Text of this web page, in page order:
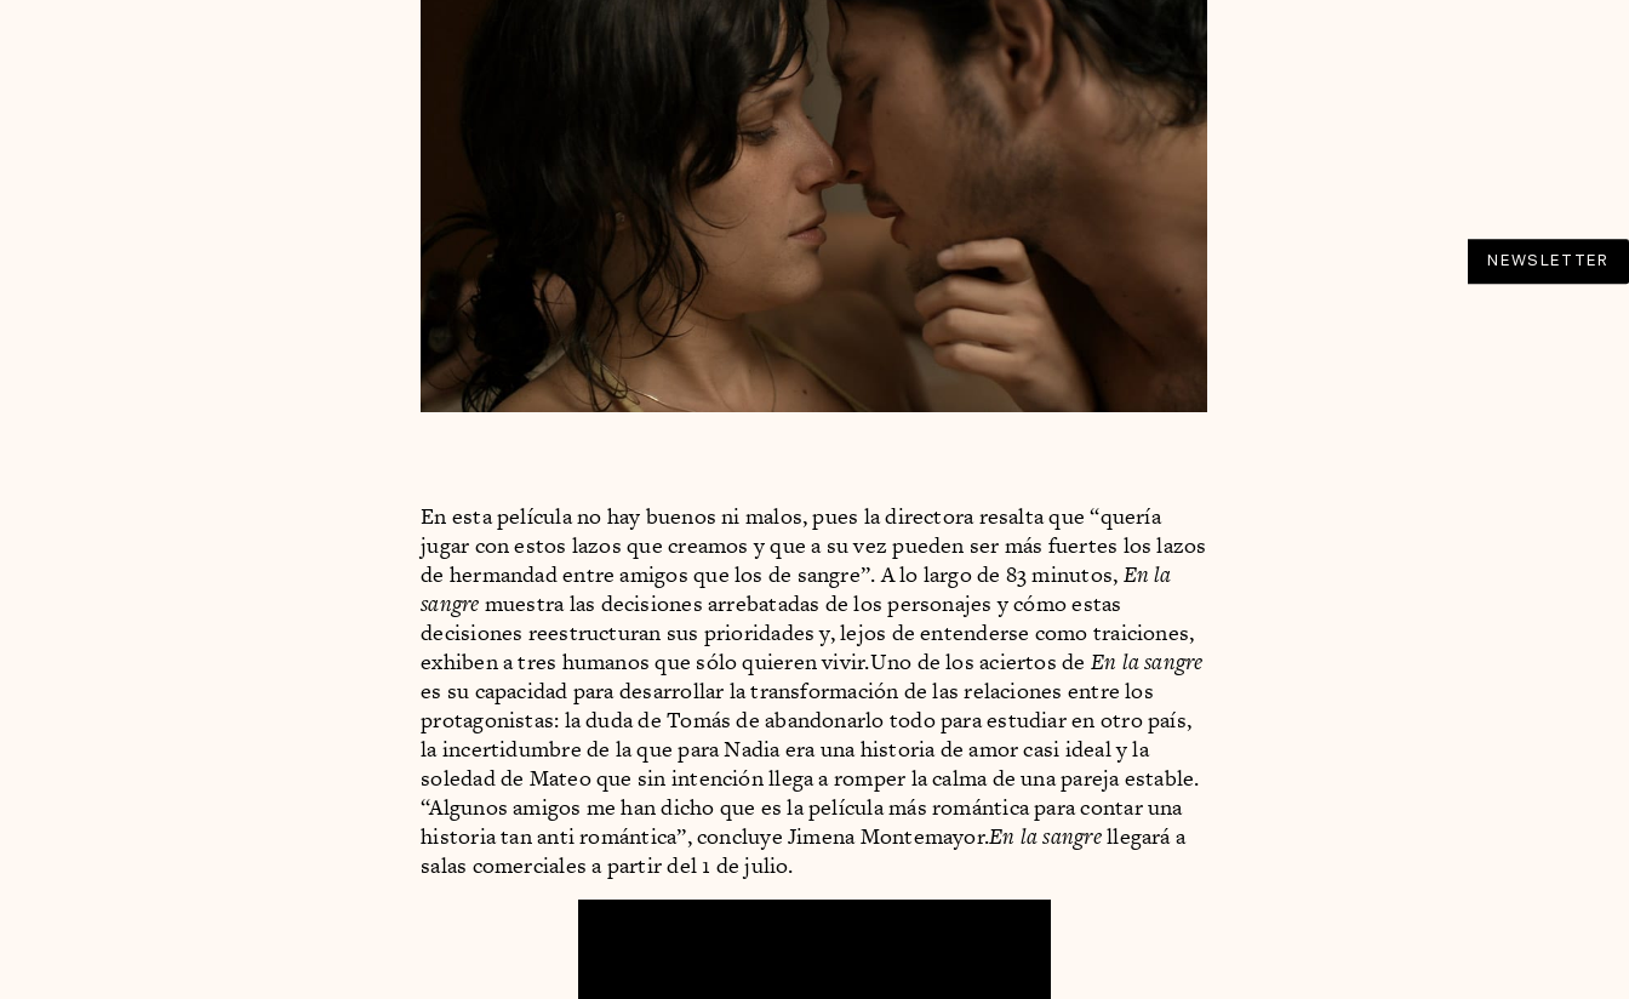
En esta película no hay buenos ni malos, pues la directora resalta que “quería
jugar con estos lazos que creamos y que a su vez pueden ser más fuertes los lazos
de hermandad entre amigos que los de sangre”. A lo largo de 83 minutos, En la
sangre muestra las decisiones arrebatadas de los personajes y cómo estas
decisiones reestructuran sus prioridades y, lejos de entenderse como traiciones,
exhiben a tres humanos que sólo quieren vivir.Uno de los aciertos de En la sangre
es su capacidad para desarrollar la transformación de las relaciones entre los
protagonistas: la duda de Tomás de abandonarlo todo para estudiar en otro país,
la incertidumbre de la que para Nadia era una historia de amor casi ideal y la
soledad de Mateo que sin intención llega a romper la calma de una pareja estable.
“Algunos amigos me han dicho que es la película más romántica para contar una
historia tan anti romántica”, concluye Jimena Montemayor.En la sangrellegará a
salas comerciales a partir del 1 de julio.
NEWSLETTER